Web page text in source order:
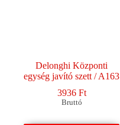
Delonghi Központi
egység javító szett / A163
3936 Ft
Bruttó